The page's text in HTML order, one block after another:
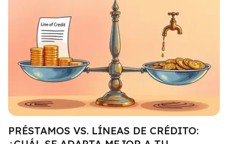
PRÉSTAMOS VS. LÍNEAS DE CRÉDITO: